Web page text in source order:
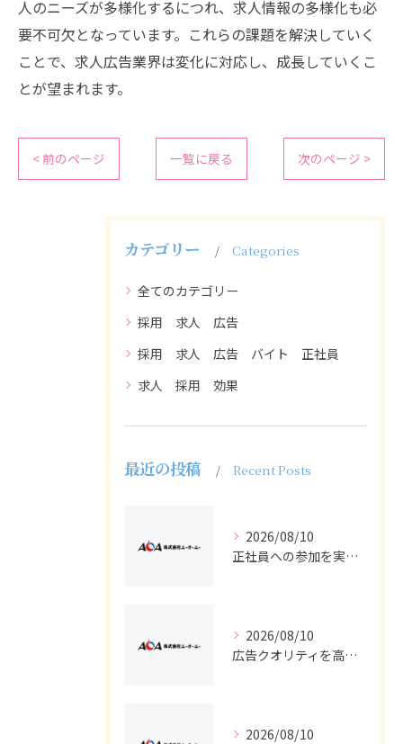
人のニーズが多様化するにつれ、求人情報の多様化も必
要不可欠となっています。これらの課題を解決していく
ことで、求人広告業界は変化に対応し、成長していくこ
とが望まれます。
< 前のページ 一覧に戻る 次のページ >
カテゴリー Categories
全てのカテゴリー
採用 求人 広告
採用 求人 広告 バイト 正社員
求人 採用 効果
最近の投稿 Recent Posts
2026/08/10
正社員への参加を実現する採用と求人広告のポイントを徹底解説
2026/08/10
広告クオリティを高める採用求人でバイトと正社員を集める実践テクニック
2026/08/10